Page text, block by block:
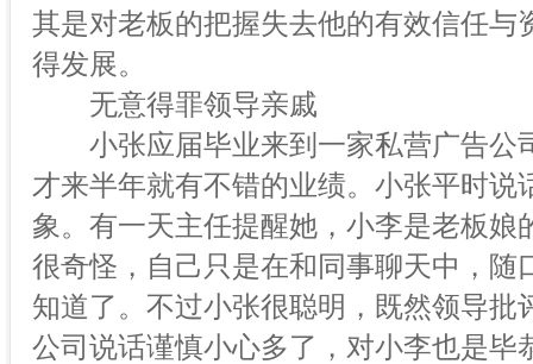
其是对老板的把握失去他的有效信任
得发展。
无意得罪领导亲戚
小张应届毕业来到一家私营广告公
才来半年就有不错的业绩。小张平时
象。有一天主任提醒她，小李是老板
很奇怪，自己只是在和同事聊天中，
知道了。不过小张很聪明，既然领导
公司说话谨慎小心多了，对小李也是毕